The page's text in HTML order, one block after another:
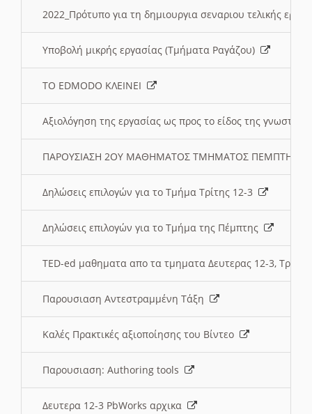
2022_Πρότυπο για τη δημιουργια σεναριου τελικής
Υποβολή μικρής εργασίας (Τμήματα Ραγάζου)
ΤΟ EDMODO ΚΛΕΙΝΕΙ
Αξιολόγηση της εργασίας ως προς το είδος της
ΠΑΡΟΥΣΙΑΣΗ 2ΟΥ ΜΑΘΗΜΑΤΟΣ ΤΜΗΜΑΤΟΣ
Δηλώσεις επιλογών για το Τμήμα Τρίτης 12-3
Δηλώσεις επιλογών για το Τμήμα της Πέμπτης
TED-ed μαθηματα απο τα τμηματα Δευτερας 12-3,
Παρουσιαση Αντεστραμμένη Τάξη
Καλές Πρακτικές αξιοποίησης του Βίντεο
Παρουσιαση: Authoring tools
Δευτερα 12-3 PbWorks αρχικα